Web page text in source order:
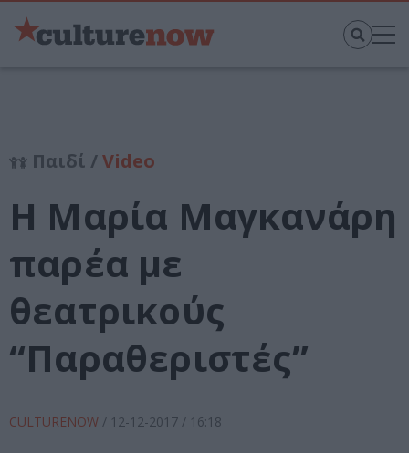
Παιδί /Video
Η Μαρία Μαγκανάρη
παρέα με
θεατρικούς
“Παραθεριστές”
CULTURENOW / 12-12-2017 / 16:18